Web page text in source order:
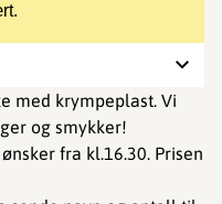
med krympeplast. Vi
og smykker!
fra kl.16.30. Prisen